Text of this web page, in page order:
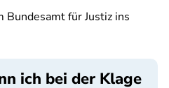
Bundesamt für Justiz ins
ich bei der Klage